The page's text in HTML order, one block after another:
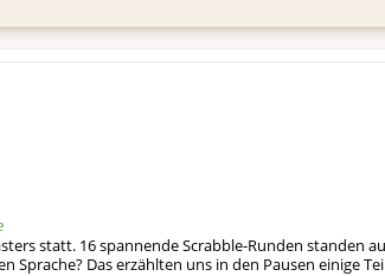
statt. 16 spannende Scrabble-Runden standen
Sprache? Das erzählten uns in den Pausen einige